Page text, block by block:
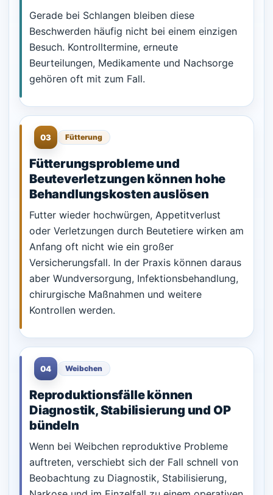
Gerade bei Schlangen bleiben diese
Beschwerden häufig nicht bei einem einzigen
Besuch. Kontrolltermine, erneute
Beurteilungen, Medikamente und Nachsorge
gehören oft mit zum Fall.
03 Fütterung
Fütterungsprobleme und
Beuteverletzungen können hohe
Behandlungskosten auslösen
Futter wieder hochwürgen, Appetitverlust
oder Verletzungen durch Beutetiere wirken am
Anfang oft nicht wie ein großer
Versicherungsfall. In der Praxis können daraus
aber Wundversorgung, Infektionsbehandlung,
chirurgische Maßnahmen und weitere
Kontrollen werden.
04 Weibchen
Reproduktionsfälle können
Diagnostik, Stabilisierung und OP
bündeln
Wenn bei Weibchen reproduktive Probleme
auftreten, verschiebt sich der Fall schnell von
Beobachtung zu Diagnostik, Stabilisierung,